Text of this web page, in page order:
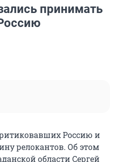
принимать
Россию и
релокантов. Об этом
области Сергей